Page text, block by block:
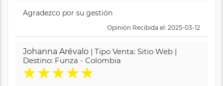
Agradezco por su gestión
Opinión Recibida el: 2025-03-12
Johanna Arévalo | Tipo Venta: Sitio Web |
Destino: Funza - Colombia
★★★★★